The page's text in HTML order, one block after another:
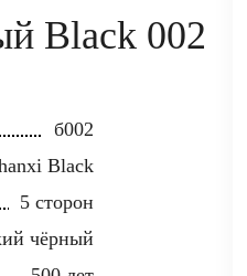
Black 002
б002
Black
5 сторон
чёрный